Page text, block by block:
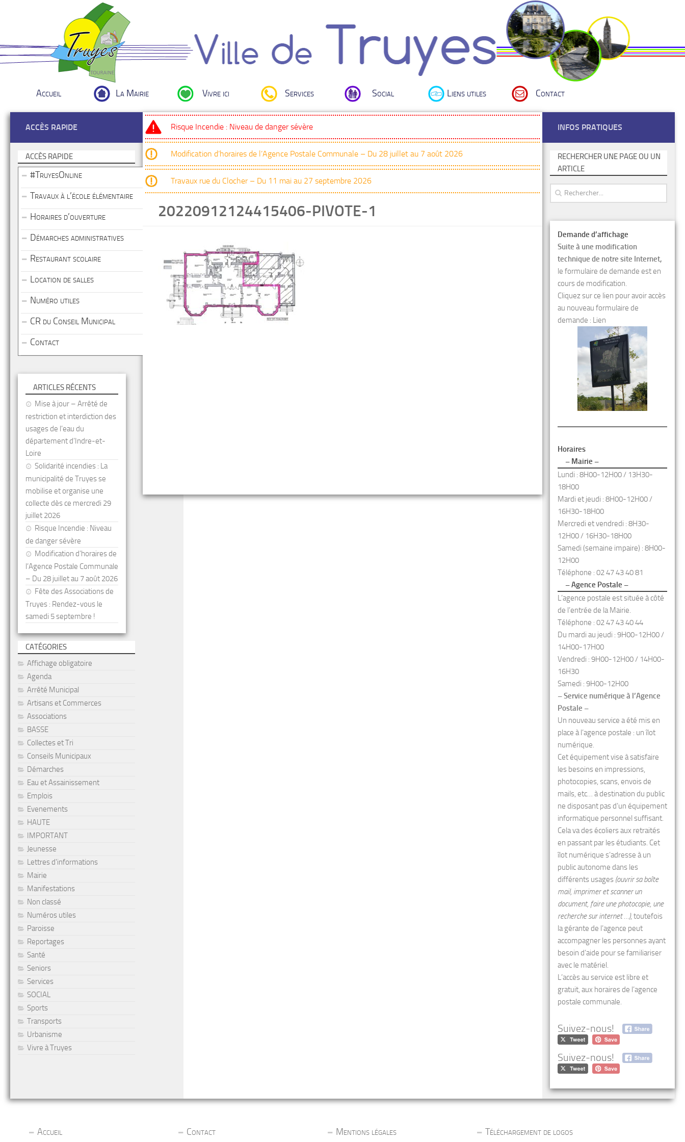
Accueil La Mairie Vivre ici Services Social Liens utiles Contact
Risque Incendie : Niveau de danger sévère
Modification d’horaires de l’Agence Postale Communale – Du 28 juillet au 7 août 2026
Travaux rue du Clocher – Du 11 mai au 27 septembre 2026
20220912124415406-PIVOTE-1
ACCÈS RAPIDE
ACCÈS RAPIDE
#TruyesOnline
Travaux à l’école élémentaire
Horaires d’ouverture
Démarches administratives
Restaurant scolaire
Location de salles
Numéro utiles
CR du Conseil Municipal
Contact
ARTICLES RÉCENTS
Mise à jour – Arrêté de
restriction et interdiction des
usages de l’eau du
département d’Indre-et-
Loire
Solidarité incendies : La
municipalité de Truyes se
mobilise et organise une
collecte dès ce mercredi 29
juillet 2026
Risque Incendie : Niveau
de danger sévère
Modification d’horaires de
l’Agence Postale Communale
– Du 28 juillet au 7 août 2026
Fête des Associations de
Truyes : Rendez-vous le
samedi 5 septembre !
CATÉGORIES
Affichage obligatoire
Agenda
Arrêté Municipal
Artisans et Commerces
Associations
BASSE
Collectes et Tri
Conseils Municipaux
Démarches
Eau et Assainissement
Emplois
Evenements
HAUTE
IMPORTANT
Jeunesse
Lettres d'informations
Mairie
Manifestations
Non classé
Numéros utiles
Paroisse
Reportages
Santé
Seniors
Services
SOCIAL
Sports
Transports
Urbanisme
Vivre à Truyes
INFOS PRATIQUES
RECHERCHER UNE PAGE OU UN
ARTICLE
Demande d’affichage
Suite à une modification
technique de notre site Internet,
le formulaire de demande est en
cours de modification.
Cliquez sur ce lien pour avoir accès
au nouveau formulaire de
demande : Lien
Horaires
– Mairie –
Lundi : 8H00-12H00 / 13H30-
18H00
Mardi et jeudi : 8H00-12H00 /
16H30-18H00
Mercredi et vendredi : 8H30-
12H00 / 16H30-18H00
Samedi (semaine impaire) : 8H00-
12H00
Téléphone : 02 47 43 40 81
– Agence Postale –
L’agence postale est située à côté
de l’entrée de la Mairie.
Téléphone : 02 47 43 40 44
Du mardi au jeudi : 9H00-12H00 /
14H00-17H00
Vendredi : 9H00-12H00 / 14H00-
16H30
Samedi : 9H00-12H00
– Service numérique à l’Agence
Postale –
Un nouveau service a été mis en
place à l’agence postale : un îlot
numérique.
Cet équipement vise à satisfaire
les besoins en impressions,
photocopies, scans, envois de
mails, etc… à destination du public
ne disposant pas d’un équipement
informatique personnel suffisant.
Cela va des écoliers aux retraités
en passant par les étudiants. Cet
îlot numérique s’adresse à un
public autonome dans les
différents usages (ouvrir sa boîte
mail, imprimer et scanner un
document, faire une photocopie, une
recherche sur internet …), toutefois
la gérante de l’agence peut
accompagner les personnes ayant
besoin d’aide pour se familiariser
avec le matériel.
L’accès au service est libre et
gratuit, aux horaires de l’agence
postale communale.
Suivez-nous!
Suivez-nous!
Accueil Contact Mentions légales Téléchargement de logos